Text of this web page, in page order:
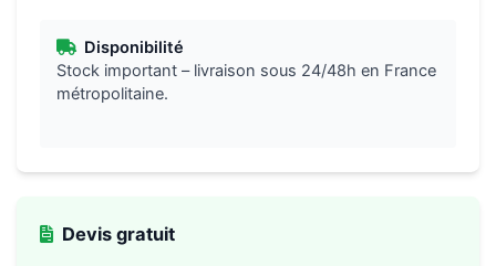
Disponibilité
Stock important – livraison sous 24/48h en France
métropolitaine.
Devis gratuit